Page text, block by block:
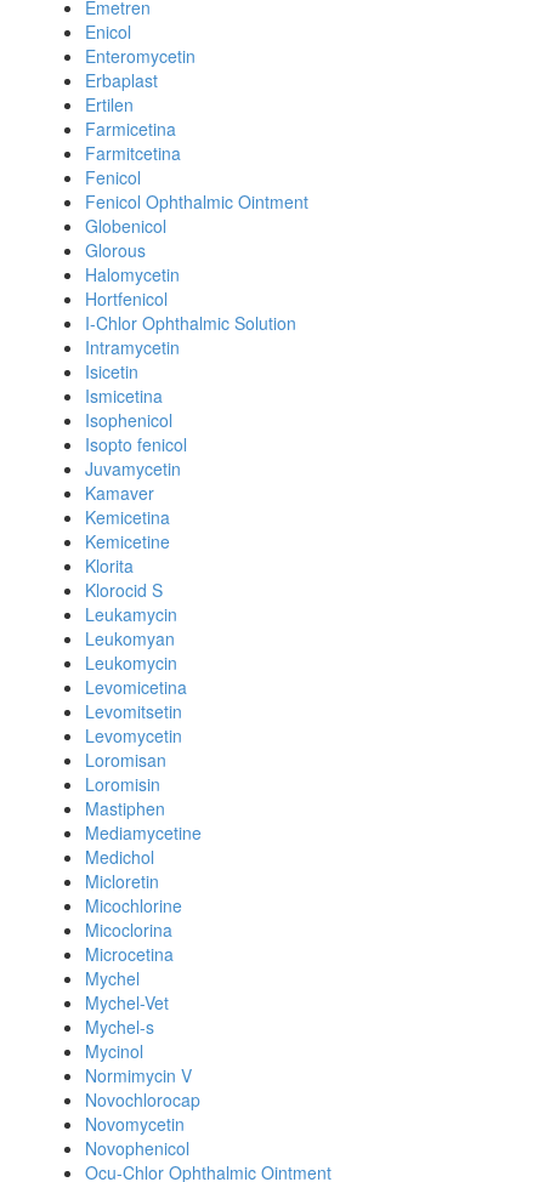
Emetren
Enicol
Enteromycetin
Erbaplast
Ertilen
Farmicetina
Farmitcetina
Fenicol
Fenicol Ophthalmic Ointment
Globenicol
Glorous
Halomycetin
Hortfenicol
I-Chlor Ophthalmic Solution
Intramycetin
Isicetin
Ismicetina
Isophenicol
Isopto fenicol
Juvamycetin
Kamaver
Kemicetina
Kemicetine
Klorita
Klorocid S
Leukamycin
Leukomyan
Leukomycin
Levomicetina
Levomitsetin
Levomycetin
Loromisan
Loromisin
Mastiphen
Mediamycetine
Medichol
Micloretin
Micochlorine
Micoclorina
Microcetina
Mychel
Mychel-Vet
Mychel-s
Mycinol
Normimycin V
Novochlorocap
Novomycetin
Novophenicol
Ocu-Chlor Ophthalmic Ointment